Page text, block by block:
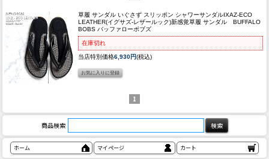
草履 サンダル いぐさず スリッポン シャワーサンダルIXAZ-ECO
LEATHER(イグサズ-レザールック)新感覚草履 サンダル BUFFALO
BOBS バッファローボブズ
在庫切れ
当店特別価格6,930円(税込)
1
商品検索
ホーム マイページ カート